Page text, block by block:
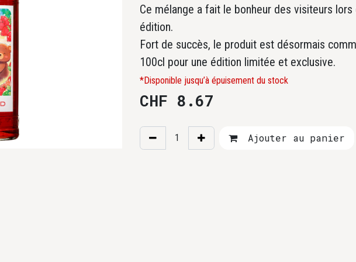
Ce mélange a fait le bonheur des visiteurs
édition.
Fort de succès, le produit est désormais
100cl pour une édition limitée et exclusive.
*Disponible jusqu’à épuisement du stock
CHF 8.67
Ajouter au panier